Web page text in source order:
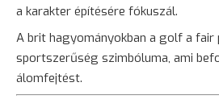
a karakter építésére fókuszál.
A brit hagyományokban a golf a fair
sportszerűség szimbóluma, ami
álomfejtést.